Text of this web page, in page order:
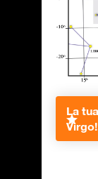
La
Virgo!